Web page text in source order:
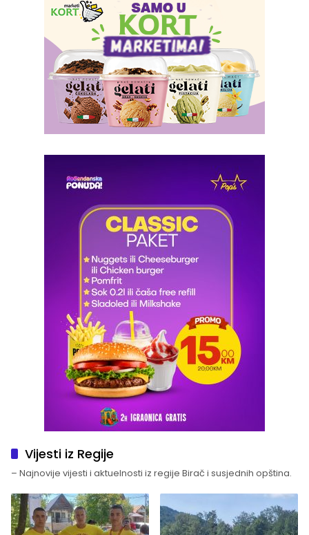
Vijesti iz Regije
– Najnovije vijesti i aktuelnosti iz regije Birač i susjednih opština.